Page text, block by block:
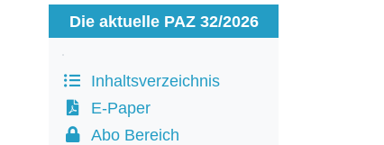
Die aktuelle PAZ 32/2026
Inhaltsverzeichnis
E-Paper
Abo Bereich